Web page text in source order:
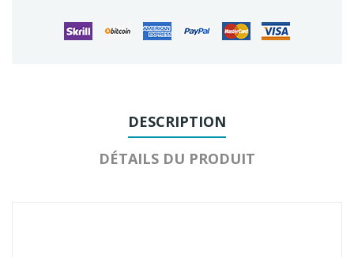
DESCRIPTION
DÉTAILS DU PRODUIT